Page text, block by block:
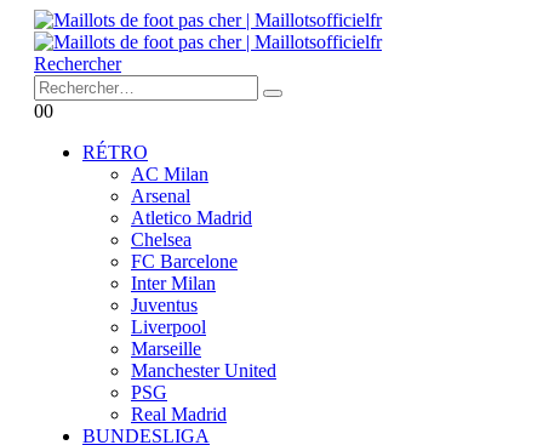
Rechercher
00
RÉTRO
AC Milan
Arsenal
Atletico Madrid
Chelsea
FC Barcelone
Inter Milan
Juventus
Liverpool
Marseille
Manchester United
PSG
Real Madrid
BUNDESLIGA